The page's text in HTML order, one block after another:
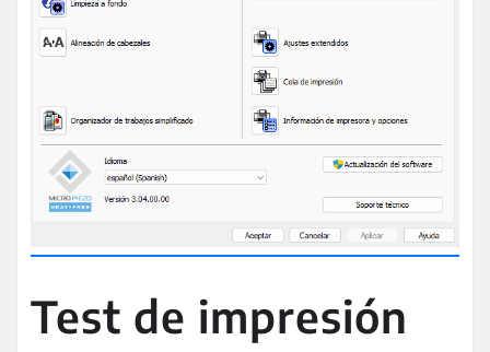
Test de impresión